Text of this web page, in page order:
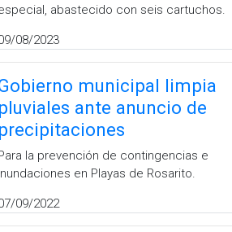
abastecido con seis cartuchos.
08/2023
municipal limpia
pluviales ante anuncio de
precipitaciones
la prevención de contingencias e
en Playas de Rosarito.
09/2022